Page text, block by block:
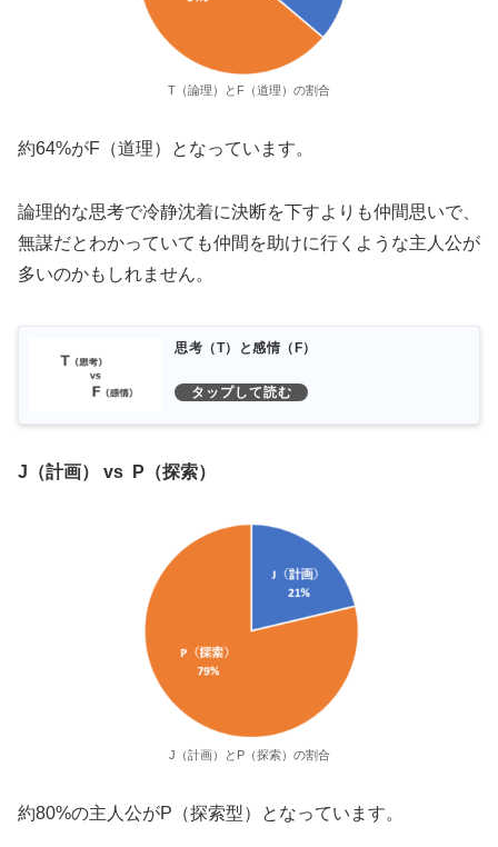
T（論理）とF（道理）の割合
約64%がF（道理）となっています。
論理的な思考で冷静沈着に決断を下すよりも仲間思いで、
無謀だとわかっていても仲間を助けに行くような主人公が
多いのかもしれません。
思考（T）と感情（F）
J（計画） vs P（探索）
J（計画）とP（探索）の割合
約80%の主人公がP（探索型）となっています。